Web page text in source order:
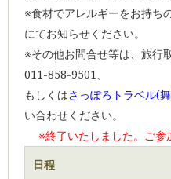
※食材でアレルギーをお持ち
にてお知らせください。
※その他お問合せ等は、旅行
011-858-9501、
もしくはさっぽろトラベル(
い合わせください。
※終了いたしました。ご参
日程